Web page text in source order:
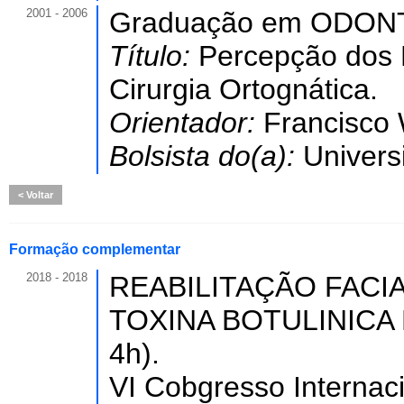
2001 - 2006
Graduação em
Título: Percepção dos
Cirurgia Ortognática.
Orientador: Francisco
Bolsista do(a):
Voltar
Formação complementar
2018 - 2018
REABILITAÇÃO
TOXINA
4h).
VI Cobgresso